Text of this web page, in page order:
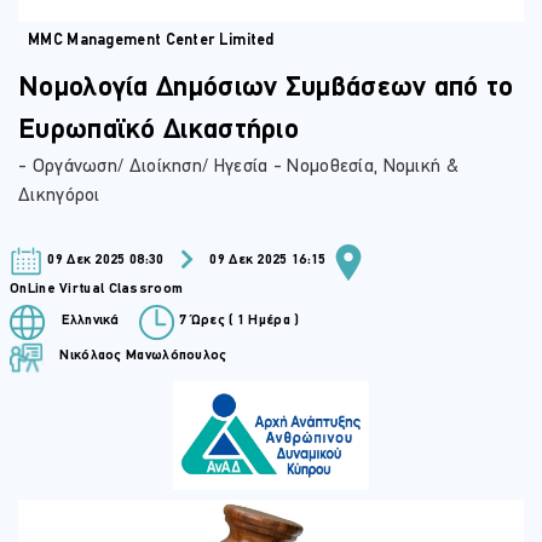
MMC Management Center Limited
Νομολογία Δημόσιων Συμβάσεων από το
Ευρωπαϊκό Δικαστήριο
- Οργάνωση/ Διοίκηση/ Ηγεσία - Νομοθεσία, Νομική &
Δικηγόροι
09 Δεκ 2025 08:30
09 Δεκ 2025 16:15
OnLine Virtual Classroom
Ελληνικά 7 Ώρες ( 1 Ημέρα )
Νικόλαος Μανωλόπουλος